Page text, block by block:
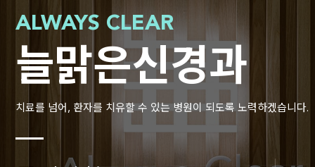
ALWAYS CLEAR
늘맑은신경과
치료를 넘어, 환자를 치유할 수 있는 병원이 되도록 노력하겠습니다.